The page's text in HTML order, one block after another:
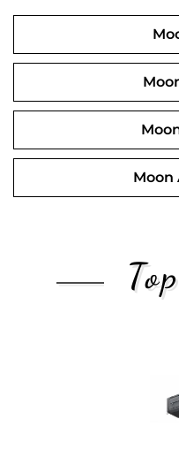
Moon